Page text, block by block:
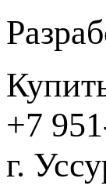
+7
г.